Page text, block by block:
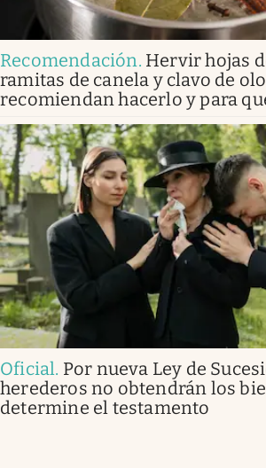
Recomendación. Hervir hojas
ramitas de canela y clavo de
recomiendan hacerlo y para
Oficial. Por nueva Ley de
herederos no obtendrán los
determine el testamento